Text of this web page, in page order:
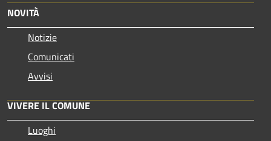
NOVITÀ
Notizie
Comunicati
Avvisi
VIVERE IL COMUNE
Luoghi